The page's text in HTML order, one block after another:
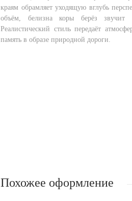
краям обрамляет уходящую вглубь
объём, белизна коры берёз звучит
Реалистический стиль передаёт
память в образе природной дороги.
Похожее оформление